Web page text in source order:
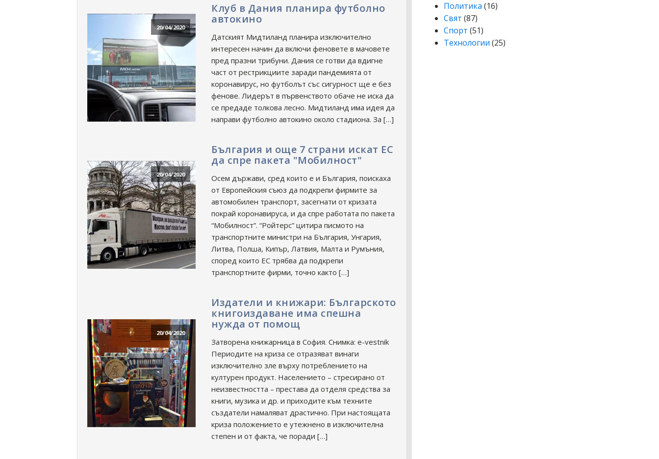
20/04/2020
Клуб в Дания планира футболно
автокино
Датският Мидтиланд планира изключително
интересен начин да включи феновете в мачовете
пред празни трибуни. Дания се готви да вдигне
част от рестрикциите заради пандемията от
коронавирус, но футболът със сигурност ще е без
фенове. Лидерът в първенството обаче не иска да
се предаде толкова лесно. Мидтиланд има идея да
направи футболно автокино около стадиона. За […]
20/04/2020
България и още 7 страни искат ЕС
да спре пакета "Мобилност"
Осем държави, сред които е и България, поискаха
от Европейския съюз да подкрепи фирмите за
автомобилен транспорт, засегнати от кризата
покрай коронавируса, и да спре работата по пакета
“Мобилност”. “Ройтерс” цитира писмото на
транспортните министри на България, Унгария,
Литва, Полша, Кипър, Латвия, Малта и Румъния,
според които ЕС трябва да подкрепи
транспортните фирми, точно както […]
20/04/2020
Издатели и книжари: Българското
книгоиздаване има спешна
нужда от помощ
Затворена книжарница в София. Снимка: e-vestnik
Периодите на криза се отразяват винаги
изключително зле върху потреблението на
културен продукт. Населението – стресирано от
неизвестността – престава да отделя средства за
книги, музика и др. и приходите към техните
създатели намаляват драстично. При настоящата
криза положението е утежнено в изключителна
степен и от факта, че поради […]
Политика (16)
Свят (87)
Спорт (51)
Технологии (25)